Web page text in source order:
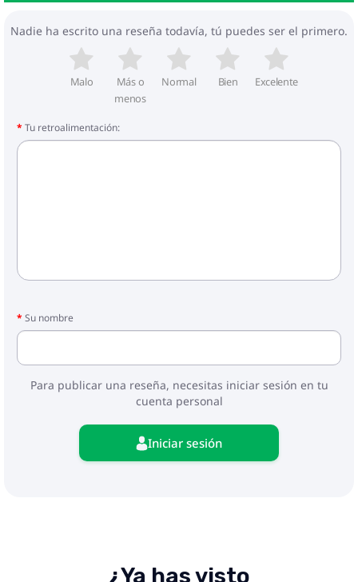
Nadie ha escrito una reseña todavía, tú puedes ser el primero.
Malo
Más o
menos
Normal Bien Excelente
Tu retroalimentación:
Su nombre
Para publicar una reseña, necesitas iniciar sesión en tu
cuenta personal
Iniciar sesión
¿Ya has visto